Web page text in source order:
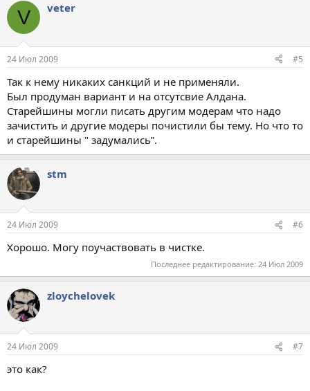
V veter
24 Июл 2009 #5
Так к нему никаких санкций и не применяли.
Был продуман вариант и на отсутсвие Алдана.
Старейшины могли писать другим модерам что надо
зачистить и другие модеры почистили бы тему. Но что то
и старейшины " задумались".
stm
24 Июл 2009 #6
Хорошо. Могу поучаствовать в чистке.
Последнее редактирование: 24 Июл 2009
zloychelovek
24 Июл 2009 #7
это как?